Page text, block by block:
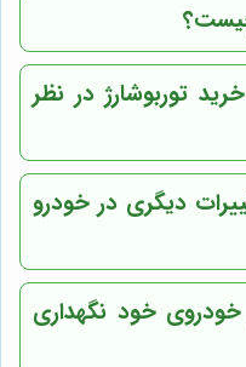
چیست؟
توربوشارژ در نظر
دیگری در خودرو
خودروی خود نگهداری